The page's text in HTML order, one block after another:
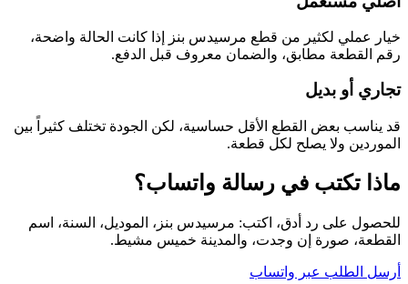
خيار عملي لكثير من قطع مرسيدس بنز إذا كانت الحالة واضحة،
رقم القطعة مطابق، والضمان معروف قبل الدفع.
تجاري أو بديل
قد يناسب بعض القطع الأقل حساسية، لكن الجودة تختلف كثيراً بين
الموردين ولا يصلح لكل قطعة.
ماذا تكتب في رسالة واتساب؟
للحصول على رد أدق، اكتب: مرسيدس بنز، الموديل، السنة، اسم
القطعة، صورة إن وجدت، والمدينة خميس مشيط.
أرسل الطلب عبر واتساب